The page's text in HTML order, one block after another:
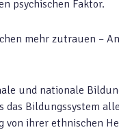
psychischen Faktor.
mehr zutrauen –
und nationale
das Bildungssystem
von ihrer ethnischen